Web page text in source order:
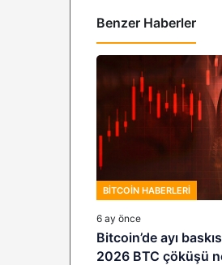
Benzer Haberler
BITCOIN HABERLERI
6 ay önce
Bitcoin’de ayı
2026 BTC çöküşü